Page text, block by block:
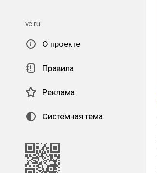
vc.ru
О проекте
Правила
Реклама
Системная тема